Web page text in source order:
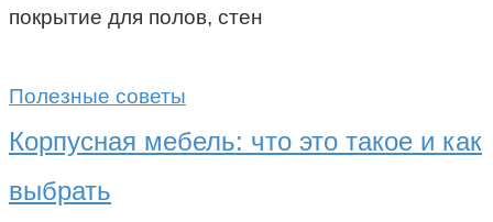
покрытие для полов, стен
Полезные советы
Корпусная мебель: что это такое и как
выбрать